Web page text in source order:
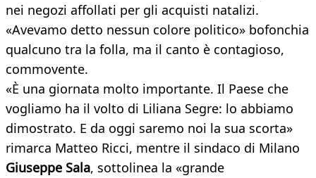
nei negozi affollati per gli acquisti natalizi.
«Avevamo detto nessun colore politico» bofonchia
qualcuno tra la folla, ma il canto è contagioso,
commovente.
«È una giornata molto importante. Il Paese che
vogliamo ha il volto di Liliana Segre: lo abbiamo
dimostrato. E da oggi saremo noi la sua scorta»
rimarca Matteo Ricci, mentre il sindaco di Milano
Giuseppe Sala, sottolinea la «grande